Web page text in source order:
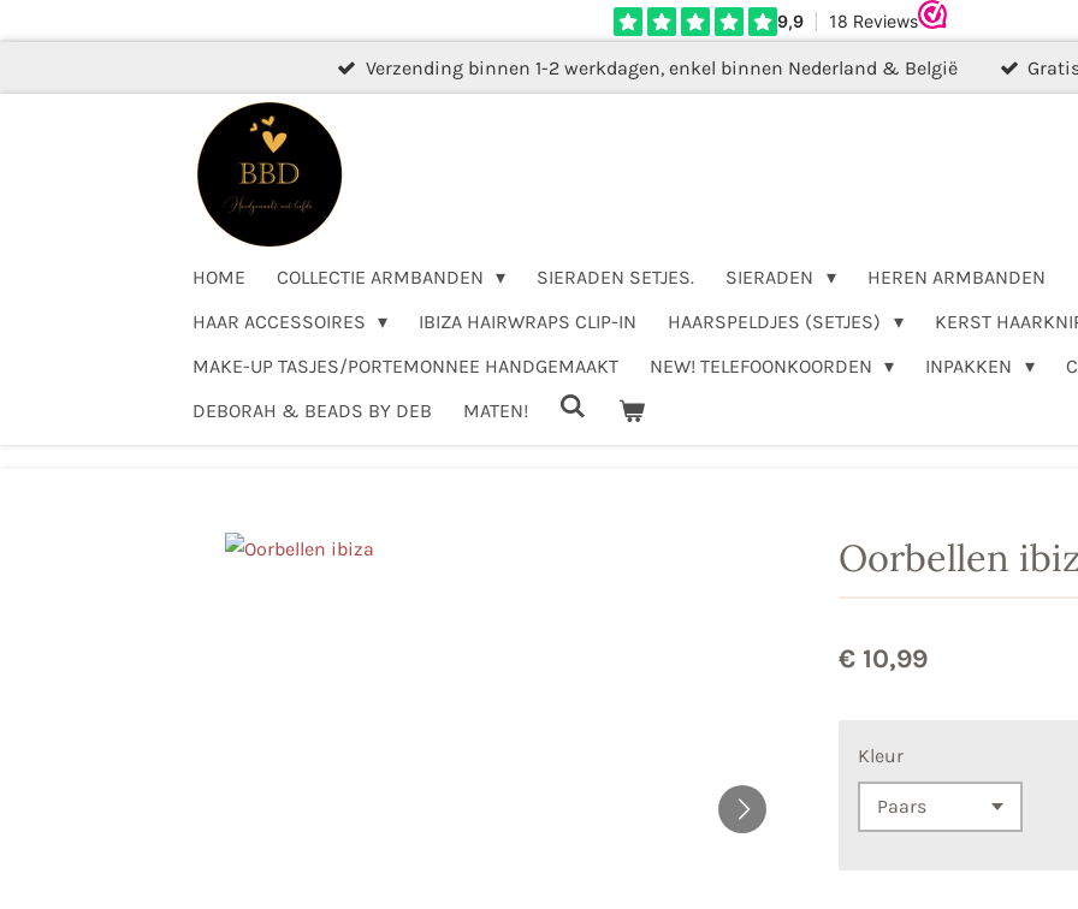
naar
Verzending binnen 1-2 werkdagen, enkel binnen Nederland & België
HOME COLLECTIE ARMBANDEN SIERADEN SETJES. SIERADEN HEREN ARMBANDEN
HAAR ACCESSOIRES
IBIZA HAIRWRAPS CLIP-IN HAARSPELDJES (SETJES)
KERST
MAKE-UP TASJES/PORTEMONNEE HANDGEMAAKT
NEW! TELEFOONKOORDEN INPAKKEN
DEBORAH & BEADS BY DEB
MATEN!
Oorbellen
€ 10,99
Kleur